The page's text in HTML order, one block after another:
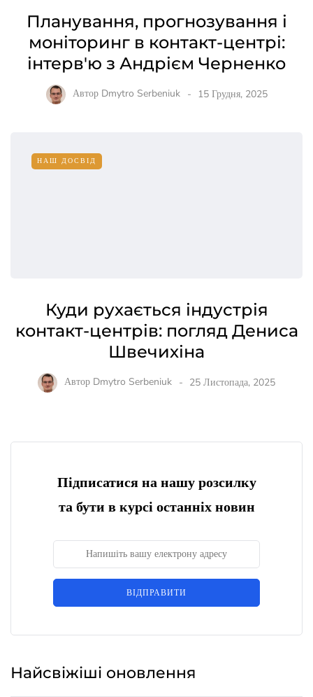
Планування, прогнозування і
моніторинг в контакт-центрі:
інтерв'ю з Андрієм Черненко
Автор Dmytro Serbeniuk 15 Грудня, 2025
НАШ ДОСВІД
Куди рухається індустрія
контакт-центрів: погляд Дениса
Швечихіна
Автор Dmytro Serbeniuk 25 Листопада, 2025
Підписатися на нашу розсилку
та бути в курсі останніх новин
ВІДПРАВИТИ
Найсвіжіші оновлення